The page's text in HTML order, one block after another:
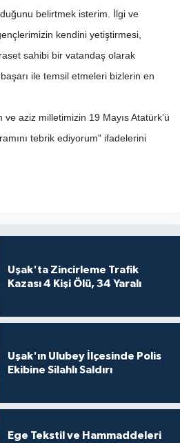
belirtmek isterim. İlgi ve
kendini yetiştirmesi,
sahibi bir vatandaş olarak
ile temsil etmeleri bizlerin en
aziz milletimizin 19 Mayıs Atatürk’ü
tebrik ediyorum" ifadelerini
Uşak'ta Zincirleme Trafik
Kazası 4 Kişi Ölü, 34 Yaralı
Uşak'ın Ulubey İlçesinde Polis
Ekibine Silahlı Saldırı
Ege Tekstil ve Hammaddeleri